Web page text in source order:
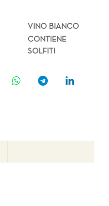
VINO BIANCO
CONTIENE
SOLFITI